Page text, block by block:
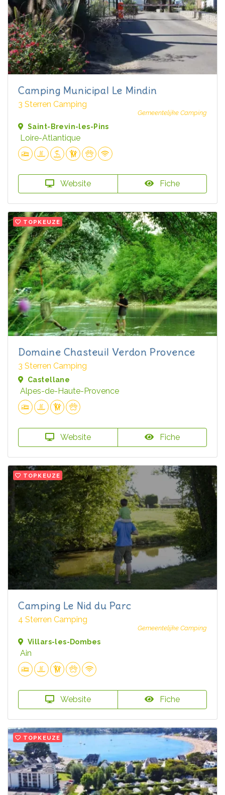
Camping Municipal Le Mindin
3 Sterren Camping
Gemeentelijke Camping
Saint-Brevin-les-Pins
Loire-Atlantique
Website Fiche
TOPKEUZE
Domaine Chasteuil Verdon Provence
3 Sterren Camping
Castellane
Alpes-de-Haute-Provence
Website Fiche
TOPKEUZE
Camping Le Nid du Parc
4 Sterren Camping
Gemeentelijke Camping
Villars-les-Dombes
Ain
Website Fiche
TOPKEUZE